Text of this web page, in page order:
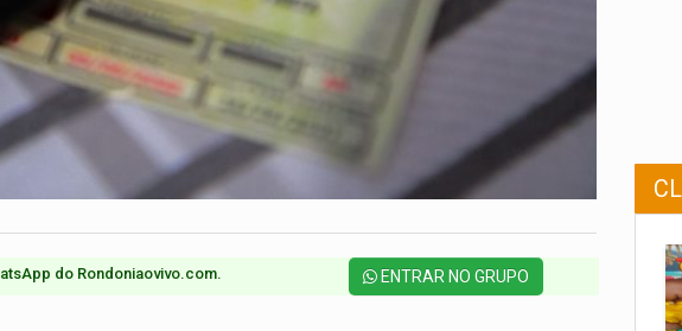
do Rondoniaovivo.com.​ ENTRAR NO GRUPO